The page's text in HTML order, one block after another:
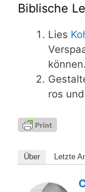
Biblische
Lies
können.
ros
Über Letz­te